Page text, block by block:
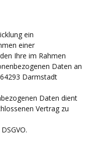
ein
einer
Ihre im Rahmen
Daten an
Darmstadt
Daten dient
Vertrag zu